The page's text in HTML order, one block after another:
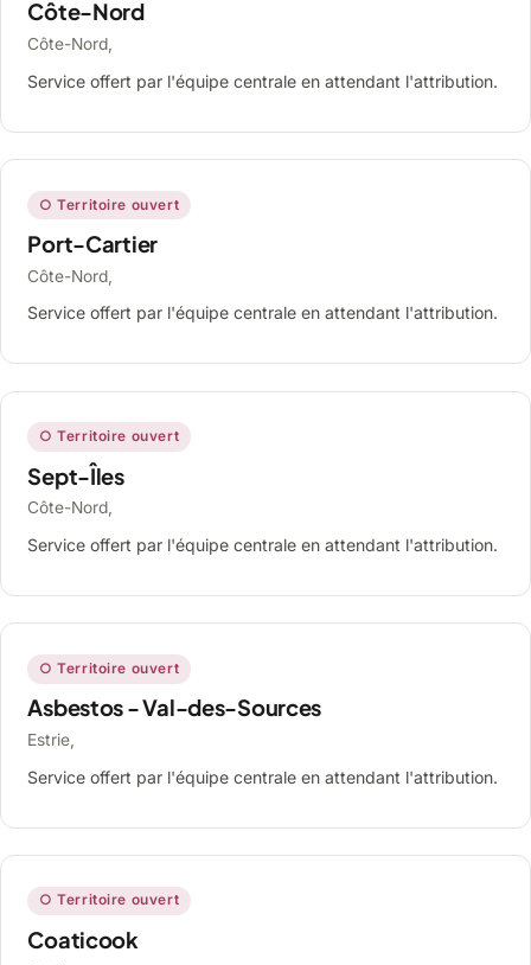
Côte-Nord
Côte-Nord,
Service offert par l'équipe centrale en attendant l'attribution.
○ Territoire ouvert
Port-Cartier
Côte-Nord,
Service offert par l'équipe centrale en attendant l'attribution.
○ Territoire ouvert
Sept-Îles
Côte-Nord,
Service offert par l'équipe centrale en attendant l'attribution.
○ Territoire ouvert
Asbestos - Val-des-Sources
Estrie,
Service offert par l'équipe centrale en attendant l'attribution.
○ Territoire ouvert
Coaticook